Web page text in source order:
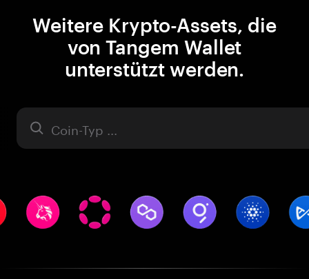
Weitere Krypto-Assets, die
von Tangem Wallet
unterstützt werden.
Asset